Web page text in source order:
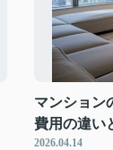
マンション
費用の違い
2026.04.14